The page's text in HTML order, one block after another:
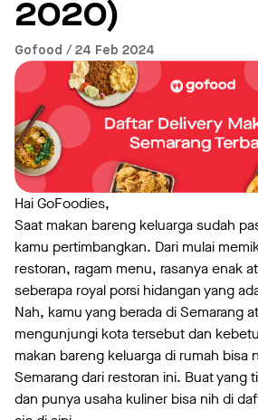
2020)
Gofood / 24 Feb 2024
Hai GoFoodies,
Saat makan bareng keluarga sudah
kamu pertimbangkan. Dari mulai
restoran, ragam menu, rasanya enak
seberapa royal porsi hidangan yang
Nah, kamu yang berada di Semarang
mengunjungi kota tersebut dan
makan bareng keluarga di rumah bisa
Semarang dari restoran ini. Buat yang
dan punya usaha kuliner bisa nih di